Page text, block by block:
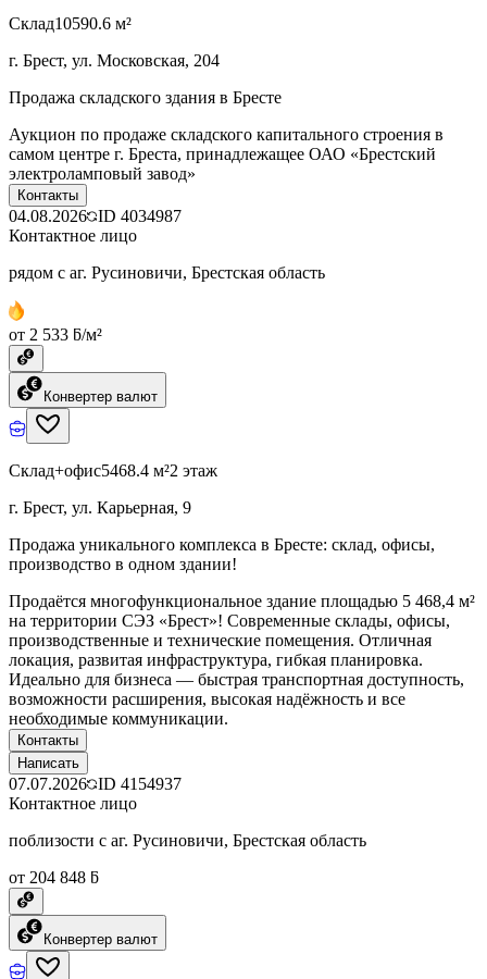
Склад10590.6 м²
г. Брест, ул. Московская, 204
Продажа складского здания в Бресте
Аукцион по продаже складского капитального строения в
самом центре г. Бреста, принадлежащее ОАО «Брестский
электроламповый завод»
Контакты
04.08.2026 ID 4034987
Контактное лицо
рядом с аг. Русиновичи, Брестская область
от 2 533 ƃ/м²
Конвертер валют
Склад+офис5468.4 м²2 этаж
г. Брест, ул. Карьерная, 9
Продажа уникального комплекса в Бресте: склад, офисы,
производство в одном здании!
Продаётся многофункциональное здание площадью 5 468,4 м²
на территории СЭЗ «Брест»! Современные склады, офисы,
производственные и технические помещения. Отличная
локация, развитая инфраструктура, гибкая планировка.
Идеально для бизнеса — быстрая транспортная доступность,
возможности расширения, высокая надёжность и все
необходимые коммуникации.
Контакты
Написать
07.07.2026 ID 4154937
Контактное лицо
поблизости с аг. Русиновичи, Брестская область
от 204 848 ƃ
Конвертер валют